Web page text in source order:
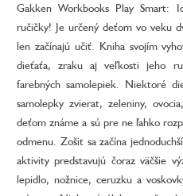
Gakken Workbooks Play Smart:
ručičky! Je určený deťom vo veku
len začínajú učiť. Kniha svojím
dieťaťa, zraku aj veľkosti jeho
farebných samolepiek. Niektoré
samolepky zvierat, zeleniny,
deťom známe a sú pre ne ľahko
odmenu. Zošit sa začína
aktivity predstavujú čoraz väčšie
lepidlo, nožnice, ceruzku a